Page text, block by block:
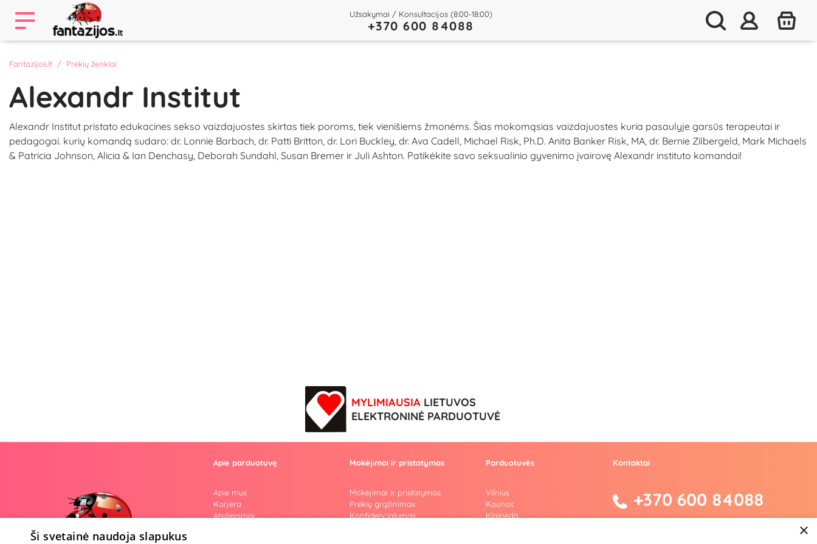
Užsakymai / Konsultacijos (8:00-18:00)
+370 600 84088
Fantazijos.lt Prekių ženklai
Alexandr Institut
Alexandr Institut pristato edukacines sekso vaizdajuostes skirtas tiek poroms, tiek vienišiems žmonėms. Šias mokomąsias vaizdajuostes kuria pasaulyje garsūs terapeutai ir
pedagogai. kurių komandą sudaro: dr. Lonnie Barbach, dr. Patti Britton, dr. Lori Buckley, dr. Ava Cadell, Michael Risk, Ph.D. Anita Banker Risk, MA, dr. Bernie Zilbergeld, Mark Michaels
& Patricia Johnson, Alicia & Ian Denchasy, Deborah Sundahl, Susan Bremer ir Juli Ashton. Patikėkite savo seksualinio gyvenimo įvairovę Alexandr instituto komandai!
MYLIMIAUSIA LIETUVOS
ELEKTRONINĖ PARDUOTUVĖ
Apie parduotuvę
Apie mus
Karjera
Atsiliepimai
Mokėjimai ir pristatymas
Mokėjimai ir pristatymas
Prekių grąžinimas
Konfidencialumas
Parduotuvės
Vilnius
Kaunas
Klaipėda
Kontaktai
+370 600 84088
×
Ši svetainė naudoja slapukus